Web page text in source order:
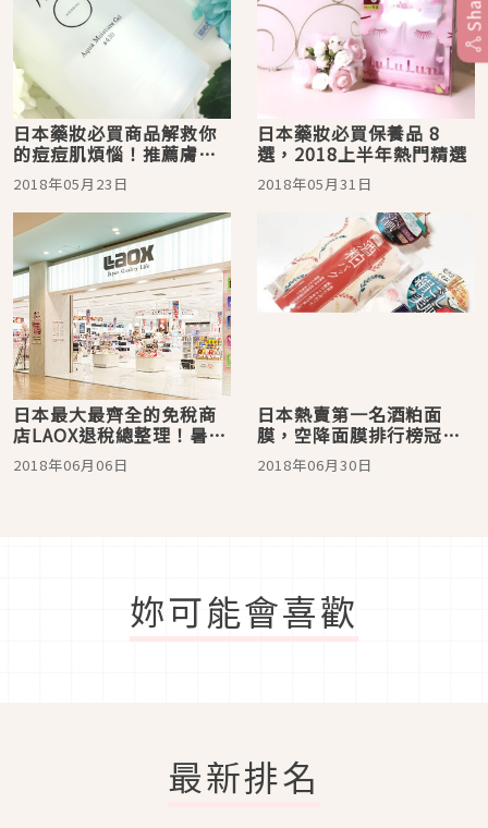
日本藥妝必買商品解救你
的痘痘肌煩惱！推薦膚況
粗糙時的肌膚護理產品
2018年05月23日
日本藥妝必買保養品 8
選，2018上半年熱門精選
2018年05月31日
日本最大最齊全的免稅商
店LAOX退稅總整理！暑假
遊日本輕鬆購物去
2018年06月06日
日本熱賣第一名酒粕面
膜，空降面膜排行榜冠軍
藥妝店必買！
2018年06月30日
妳可能會喜歡
最新排名